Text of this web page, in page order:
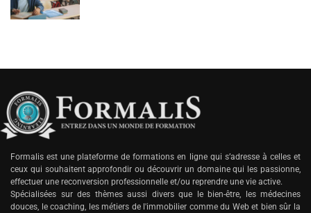
Formalis est une plateforme de formations en ligne qui s’adresse à celles et
ceux qui souhaitent approfondir ou découvrir un domaine qui les passionne,
effectuer une reconversion professionnelle et/ou reprendre une vie active.
Spécialisées sur des thèmes aussi divers que le bien-être, les médecines
douces, le coaching, les métiers de l'immobilier comme du Web et bien sûr la